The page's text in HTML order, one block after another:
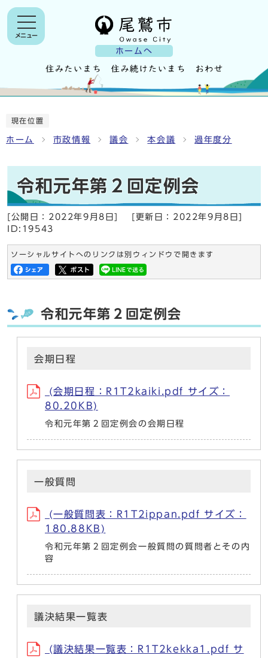
ホームへ
メニュー
現在位置
ホーム 市政情報 議会 本会議 過年度分
令和元年第２回定例会
[公開日： 2022年9月8日 [更新日： 2022年9月8日
ID:19543
ソーシャルサイトへのリンクは別ウィンドウで開きます
令和元年第２回定例会
会期日程
(会期日程：R1T2kaiki.pdf サイズ：
80.20KB)
令和元年第２回定例会の会期日程
一般質問
(一般質問表：R1T2ippan.pdf サイズ：
180.88KB)
令和元年第２回定例会一般質問の質問者とその内
容
議決結果一覧表
(議決結果一覧表：R1T2kekka1.pdf サ